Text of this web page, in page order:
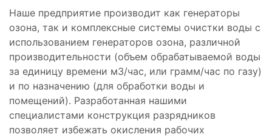
Наше предприятие производит как генераторы
озона, так и комплексные системы очистки воды с
использованием генераторов озона, различной
производительности (объем обрабатываемой воды
за единицу времени м3/час, или грамм/час по газу)
и по назначению (для обработки воды и
помещений). Разработанная нашими
специалистами конструкция разрядников
позволяет избежать окисления рабочих